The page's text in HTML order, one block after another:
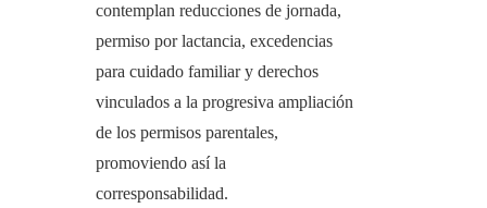
contemplan reducciones de jornada,
permiso por lactancia, excedencias
para cuidado familiar y derechos
vinculados a la progresiva ampliación
de los permisos parentales,
promoviendo así la
corresponsabilidad.